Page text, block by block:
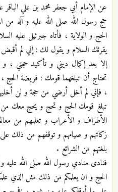
عن الإمام أبي جعفر محمد بن علي الباقر
حج رسول الله صلى الله عليه و آله من
الحج و الولاية ، فأتاه جبرئيل عليه
يقرئك السلام و يقول لك : إني لم
إلا بعد إكمال ديني و تأكيد حجتي
تحتاج أن تبلغهما قومك : فريضة الحج
، فإني لم أخل أرضي من حجة و لن
تبلغ قومك الحج و تحج و يحج معك من
الأطراف و الأعراب و تعلمهم من
زكاتهم و صيامهم و توقفهم من ذلك
بلغتهم من الشرائع .
فنادى منادي رسول الله صلى الله عليه
الحج و ان يعلمكم من ذلك مثل الذي